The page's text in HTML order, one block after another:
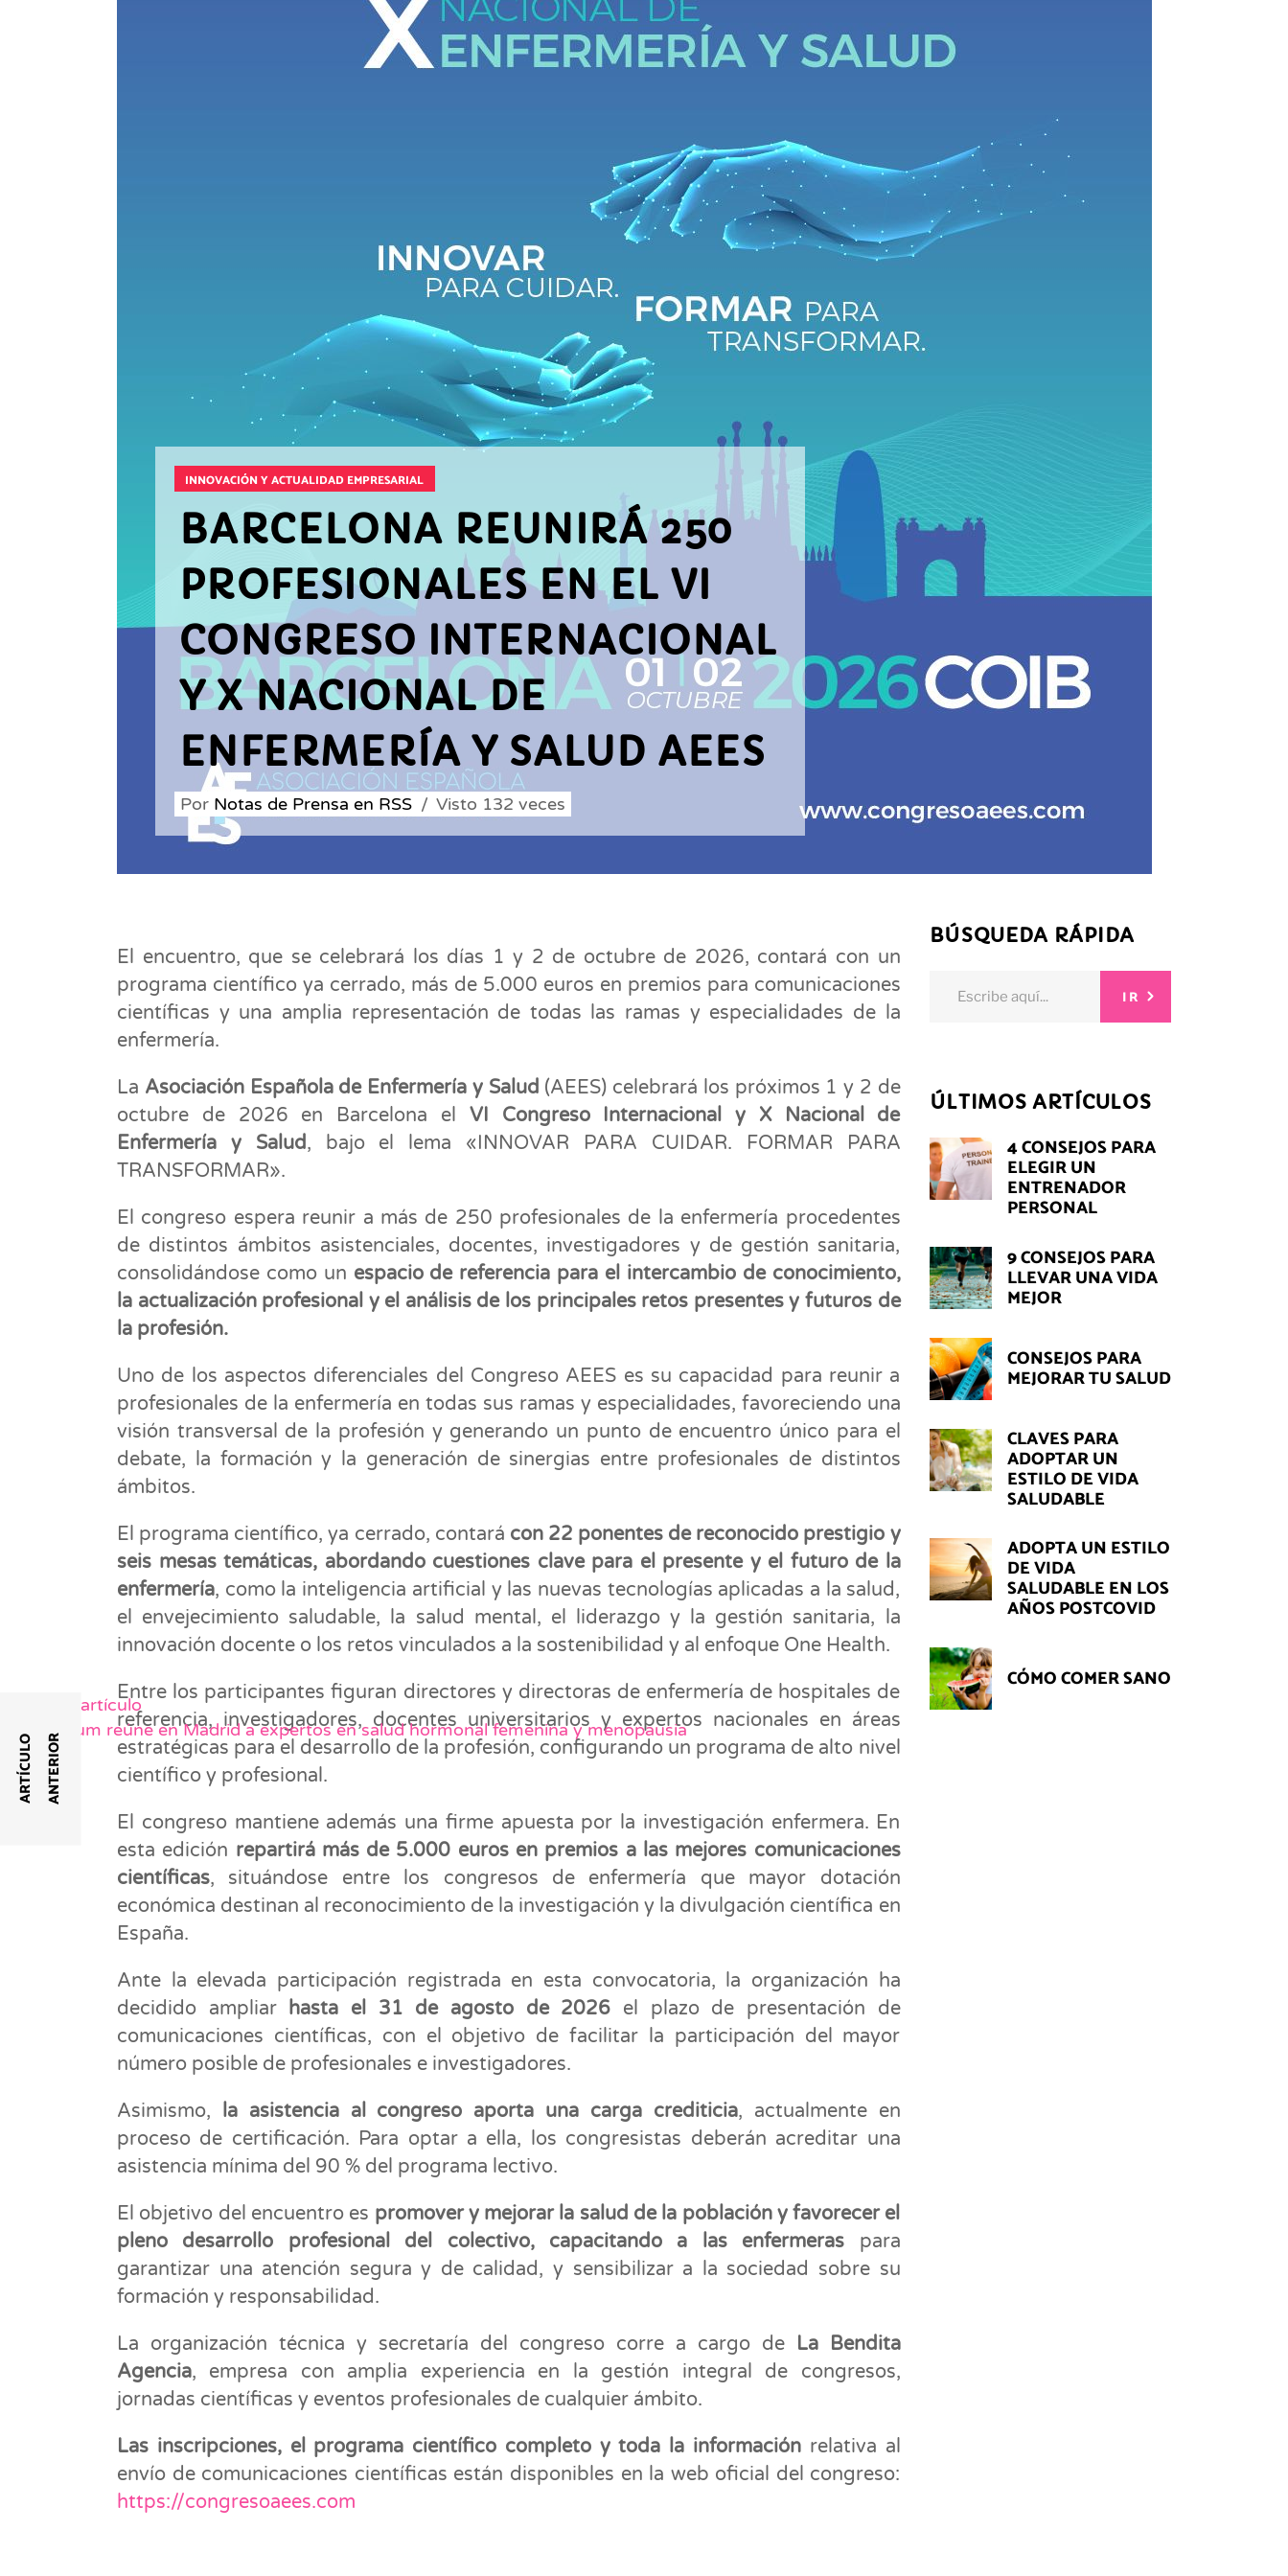
INNOVACIÓN Y ACTUALIDAD EMPRESARIAL
BARCELONA REUNIRÁ 250
PROFESIONALES EN EL VI
CONGRESO INTERNACIONAL
Y X NACIONAL DE
ENFERMERÍA Y SALUD AEES
Por Notas de Prensa en RSS Visto 132 veces
El encuentro, que se celebrará los días 1 y 2 de octubre de 2026, contará con un
programa científico ya cerrado, más de 5.000 euros en premios para comunicaciones
científicas y una amplia representación de todas las ramas y especialidades de la
enfermería.
La Asociación Española de Enfermería y Salud (AEES) celebrará los próximos 1 y 2 de
octubre de 2026 en Barcelona el VI Congreso Internacional y X Nacional de
Enfermería y Salud, bajo el lema «INNOVAR PARA CUIDAR. FORMAR PARA
TRANSFORMAR».
El congreso espera reunir a más de 250 profesionales de la enfermería procedentes
de distintos ámbitos asistenciales, docentes, investigadores y de gestión sanitaria,
consolidándose como un espacio de referencia para el intercambio de conocimiento,
la actualización profesional y el análisis de los principales retos presentes y futuros de
la profesión.
Uno de los aspectos diferenciales del Congreso AEES es su capacidad para reunir a
profesionales de la enfermería en todas sus ramas y especialidades, favoreciendo una
visión transversal de la profesión y generando un punto de encuentro único para el
debate, la formación y la generación de sinergias entre profesionales de distintos
ámbitos.
El programa científico, ya cerrado, contará con 22 ponentes de reconocido prestigio y
seis mesas temáticas, abordando cuestiones clave para el presente y el futuro de la
enfermería, como la inteligencia artificial y las nuevas tecnologías aplicadas a la salud,
el envejecimiento saludable, la salud mental, el liderazgo y la gestión sanitaria, la
innovación docente o los retos vinculados a la sostenibilidad y al enfoque One Health.
Entre los participantes figuran directores y directoras de enfermería de hospitales de
referencia, investigadores, docentes universitarios y expertos nacionales en áreas
estratégicas para el desarrollo de la profesión, configurando un programa de alto nivel
científico y profesional.
El congreso mantiene además una firme apuesta por la investigación enfermera. En
esta edición repartirá más de 5.000 euros en premios a las mejores comunicaciones
científicas, situándose entre los congresos de enfermería que mayor dotación
económica destinan al reconocimiento de la investigación y la divulgación científica en
España.
Ante la elevada participación registrada en esta convocatoria, la organización ha
decidido ampliar hasta el 31 de agosto de 2026 el plazo de presentación de
comunicaciones científicas, con el objetivo de facilitar la participación del mayor
número posible de profesionales e investigadores.
Asimismo, la asistencia al congreso aporta una carga crediticia, actualmente en
proceso de certificación. Para optar a ella, los congresistas deberán acreditar una
asistencia mínima del 90 % del programa lectivo.
El objetivo del encuentro es promover y mejorar la salud de la población y favorecer el
pleno desarrollo profesional del colectivo, capacitando a las enfermeras para
garantizar una atención segura y de calidad, y sensibilizar a la sociedad sobre su
formación y responsabilidad.
La organización técnica y secretaría del congreso corre a cargo de La Bendita
Agencia, empresa con amplia experiencia en la gestión integral de congresos,
jornadas científicas y eventos profesionales de cualquier ámbito.
Las inscripciones, el programa científico completo y toda la informaciónrelativa al
envío de comunicaciones científicas están disponibles en la web oficial del congreso:
https://congresoaees.com
A
R
T
Í
C
U
L
O
A
N
T
E
R
I
O R
Siguiente artículo
Postgradum reúne en Madrid a expertos en salud hormonal femenina y menopausia
BÚSQUEDA RÁPIDA
IR
ÚLTIMOS ARTÍCULOS
4 CONSEJOS PARA
ELEGIR UN
ENTRENADOR
PERSONAL
9 CONSEJOS PARA
LLEVAR UNA VIDA
MEJOR
CONSEJOS PARA
MEJORAR TU SALUD
CLAVES PARA
ADOPTAR UN
ESTILO DE VIDA
SALUDABLE
ADOPTA UN ESTILO
DE VIDA
SALUDABLE EN LOS
AÑOS POSTCOVID
CÓMO COMER SANO